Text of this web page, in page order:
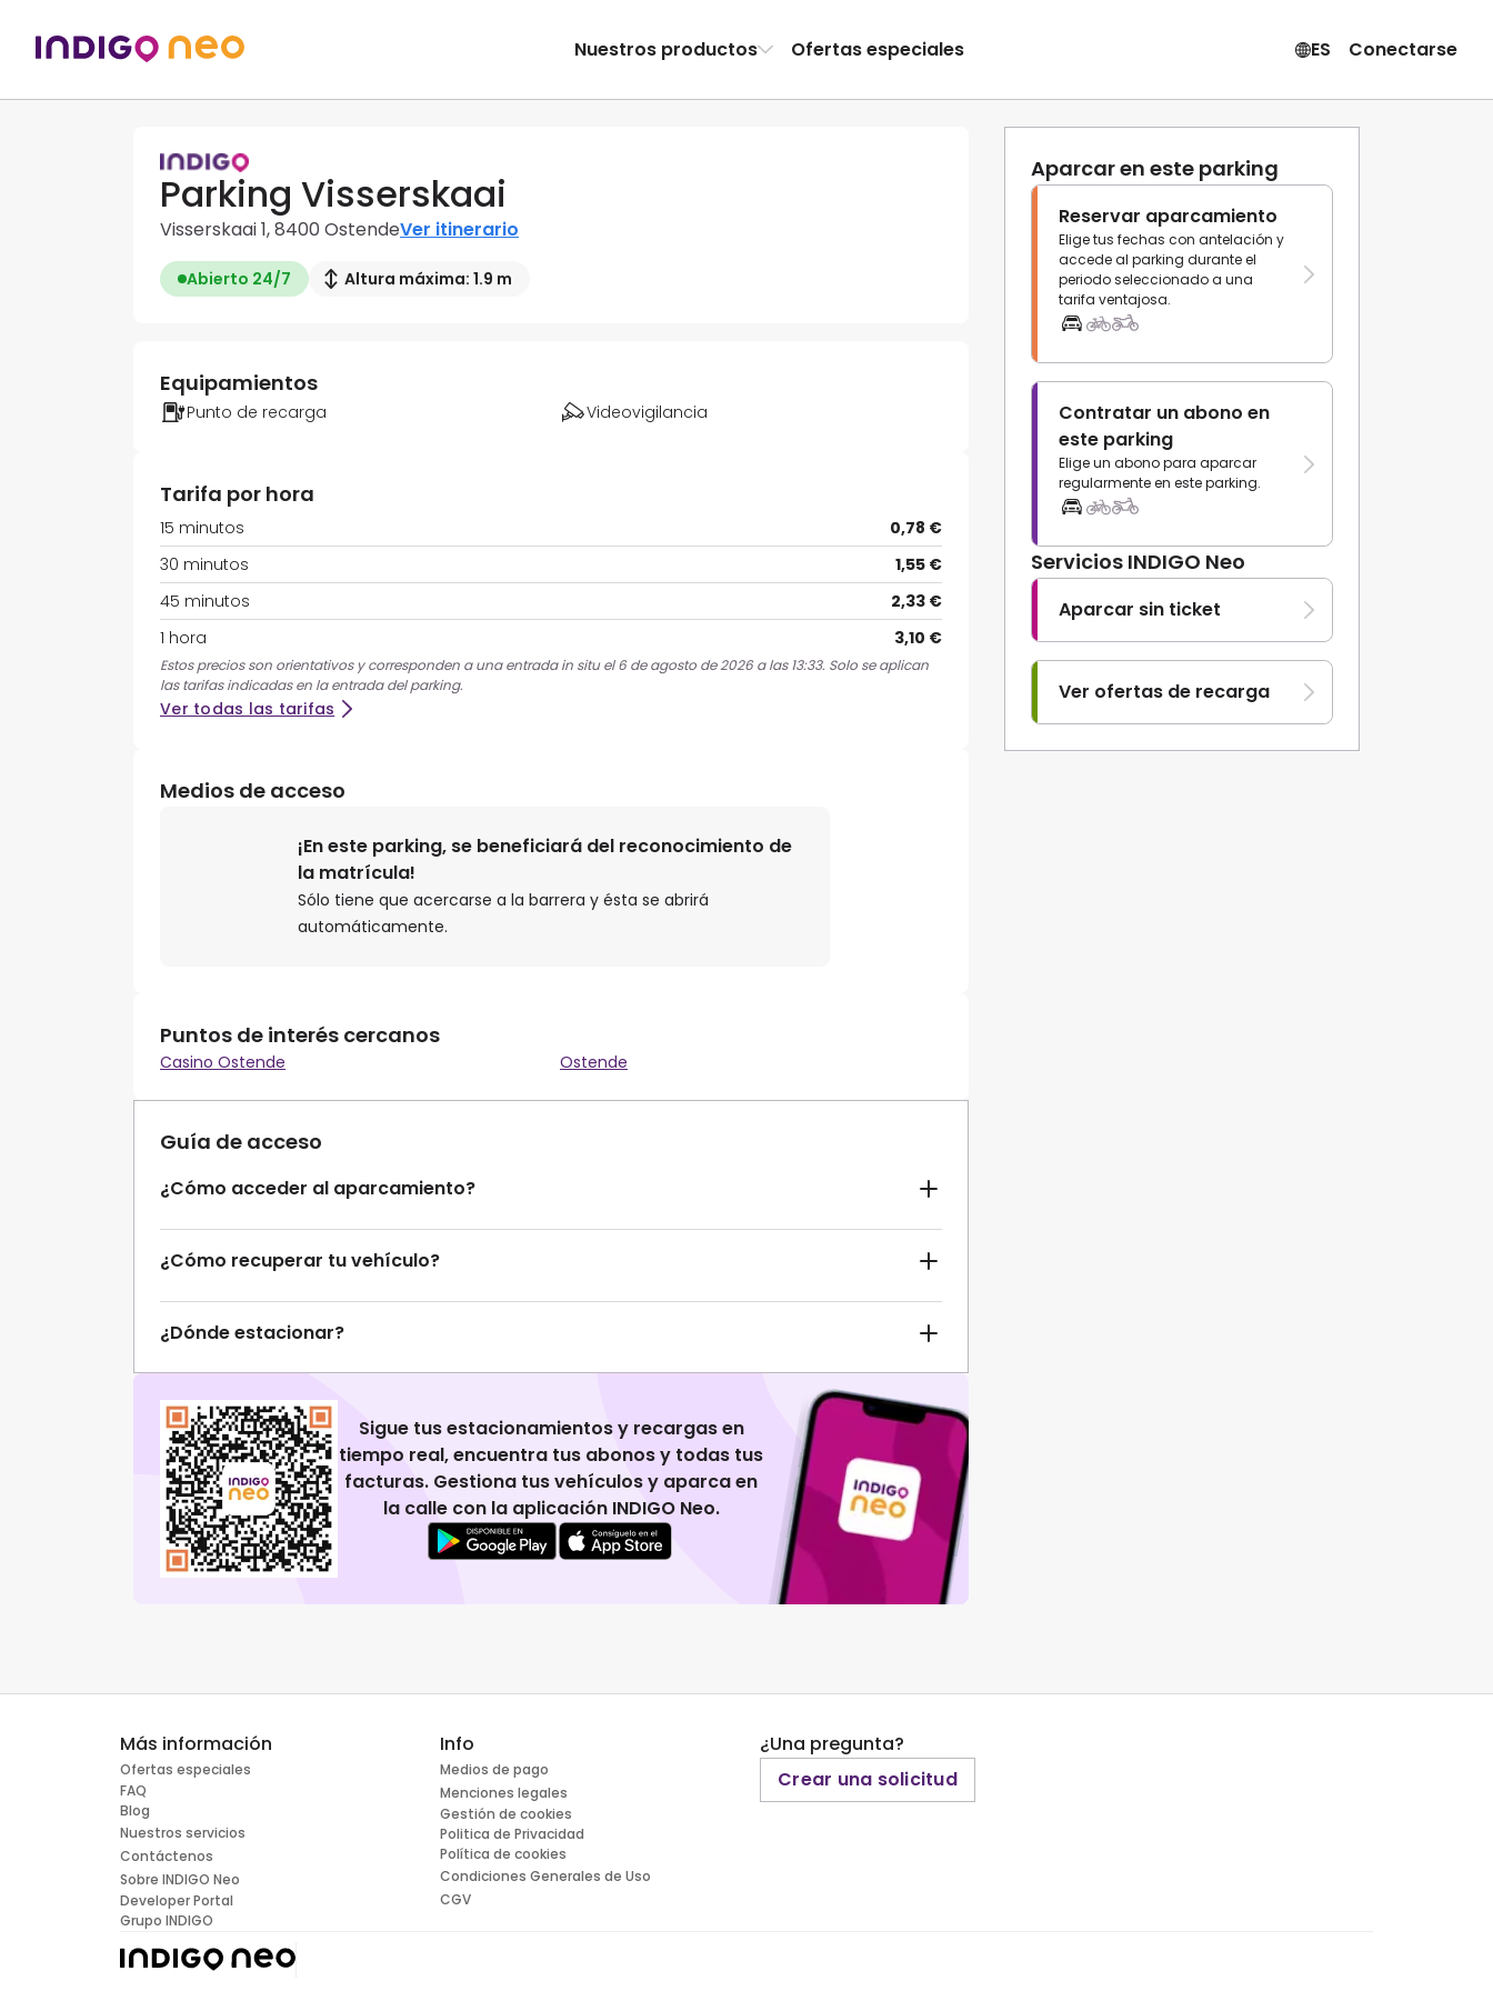
Nuestros productos Ofertas especiales ES Conectarse
Parking Visserskaai
Visserskaai 1, 8400 OstendeVer itinerario
Abierto 24/7 Altura máxima: 1.9 m
Aparcar en este parking
Reservar aparcamiento
Elige tus fechas con antelación y
accede al parking durante el
periodo seleccionado a una
tarifa ventajosa.
Contratar un abono en
este parking
Elige un abono para aparcar
regularmente en este parking.
Servicios INDIGO Neo
Aparcar sin ticket
Ver ofertas de recarga
Equipamientos
Punto de recarga Videovigilancia
Tarifa por hora
15 minutos
0,78 €
30 minutos
1,55 €
45 minutos
2,33 €
1 hora
3,10 €
Estos precios son orientativos y corresponden a una entrada in situ el 6 de agosto de 2026 a las 13:33. Solo se aplican
las tarifas indicadas en la entrada del parking.
Ver todas las tarifas
Medios de acceso
¡En este parking, se beneficiará del reconocimiento de
la matrícula!
Sólo tiene que acercarse a la barrera y ésta se abrirá
automáticamente.
Puntos de interés cercanos
Casino Ostende Ostende
Guía de acceso
¿Cómo acceder al aparcamiento?
¿Cómo recuperar tu vehículo?
¿Dónde estacionar?
Sigue tus estacionamientos y recargas en
tiempo real, encuentra tus abonos y todas tus
facturas. Gestiona tus vehículos y aparca en
la calle con la aplicación INDIGO Neo.
Más información
Ofertas especiales
FAQ
Blog
Nuestros servicios
Contáctenos
Sobre INDIGO Neo
Developer Portal
Grupo INDIGO
Info
Medios de pago
Menciones legales
Gestión de cookies
Politica de Privacidad
Política de cookies
Condiciones Generales de Uso
CGV
¿Una pregunta?
Crear una solicitud